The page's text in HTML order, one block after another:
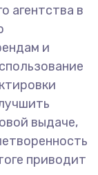
агентства в
и
выдаче,
приводит